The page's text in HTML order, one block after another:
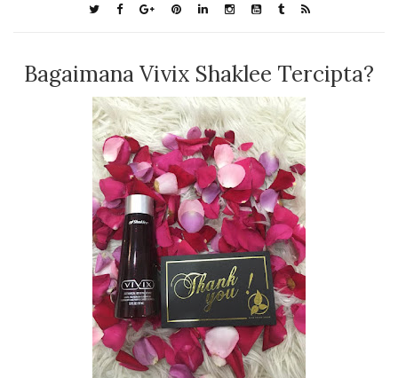
Bagaimana Vivix Shaklee Tercipta?